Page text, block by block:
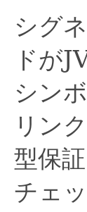
シグ
ドが
シン
リン
型保
チェ